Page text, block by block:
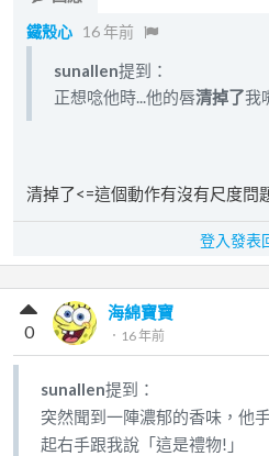
鐵殼心 16 年前
sunallen提到：
正想唸他時...他的唇清掉了我
清掉了<=這個動作有沒有尺度問
登入發表
海綿寶寶
． 16 年前
0
sunallen提到：
突然聞到一陣濃郁的香味，他
起右手跟我說「這是禮物!」